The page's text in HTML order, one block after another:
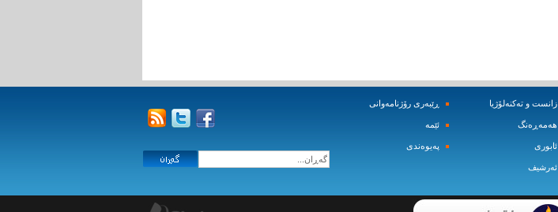
زانست و ته‌کنه‌لۆژیا
هه‌مه‌ڕه‌نگ
ئابوری
ئه‌رشیف
ڕێبه‌ری رۆژنامه‌وانی
ئێمه‌
په‌یوه‌ندی